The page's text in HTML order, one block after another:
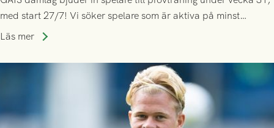
med start 27/7! Vi söker spelare som är aktiva på minst
division 3-nivå.
Läs mer